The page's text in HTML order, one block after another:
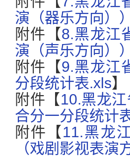
演（器乐方向）
附件【8.黑龙江
演（声乐方向）
附件【9.黑龙江
分段统计表.xls】
附件【10.黑龙
合分一分段统计
附件【 11.黑龙
（戏剧影视表演